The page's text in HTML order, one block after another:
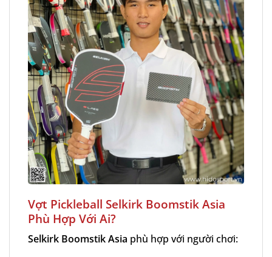
Vợt Pickleball Selkirk Boomstik Asia
Phù Hợp Với Ai?
Selkirk Boomstik Asia phù hợp với người chơi: